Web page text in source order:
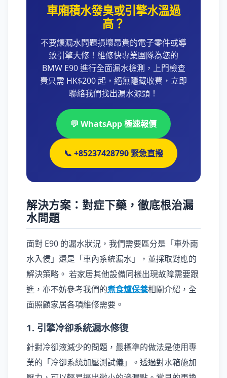
車廂積水發臭或引擎水溫過
高？
不要讓漏水問題損壞昂貴的電子零件或導
致引擎大修！維修快專業團隊為您的
BMW E90 進行全面漏水檢測，上門檢查
費只需 HK$200 起，絕無隱藏收費，立即
聯絡我們找出漏水源頭！
💬 WhatsApp 極速報價
📞 +85237428790 緊急直撥
解決方案：對症下藥，徹底根治漏
水問題
面對 E90 的漏水狀況，我們需要區分是「車外雨
水入侵」還是「車內系統漏水」，並採取對應的
解決策略。 若家居其他設備同樣出現故障需要跟
進，亦不妨參考我們的煮食爐保養相關介紹，全
面照顧家居各項維修需要。
1. 引擎冷卻系統漏水修復
針對冷卻液減少的問題，最標準的做法是使用專
業的「冷卻系統加壓測試儀」。透過對水箱施加